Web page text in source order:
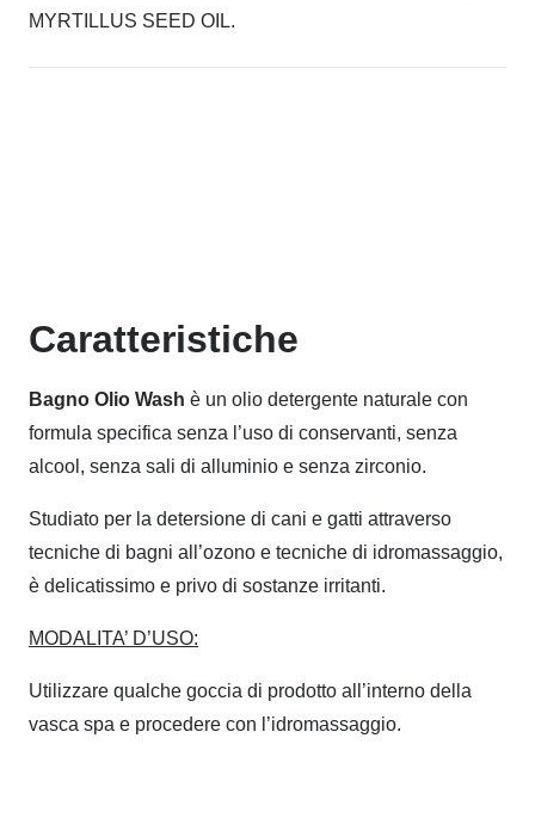
MYRTILLUS SEED OIL.
Caratteristiche
Bagno Olio Wash è un olio detergente naturale con
formula specifica senza l’uso di conservanti, senza
alcool, senza sali di alluminio e senza zirconio.
Studiato per la detersione di cani e gatti attraverso
tecniche di bagni all’ozono e tecniche di idromassaggio,
è delicatissimo e privo di sostanze irritanti.
MODALITA’ D’USO:
Utilizzare qualche goccia di prodotto all’interno della
vasca spa e procedere con l’idromassaggio.